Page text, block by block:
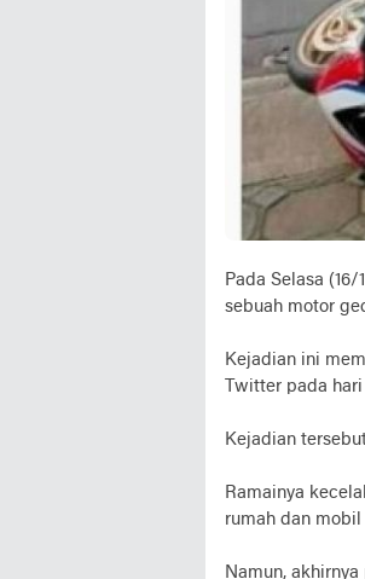
Pada Selasa
sebuah motor
Kejadian ini
Twitter pada
Kejadian
Ramainya
rumah dan
Namun,